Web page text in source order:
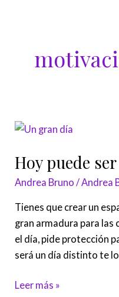
Hoy puede
Andrea Bruno /Andrea
Tienes que crear un
gran armadura para las
el día, pide protección
será un día distinto te lo
Hoy
ser
día
Leer más »